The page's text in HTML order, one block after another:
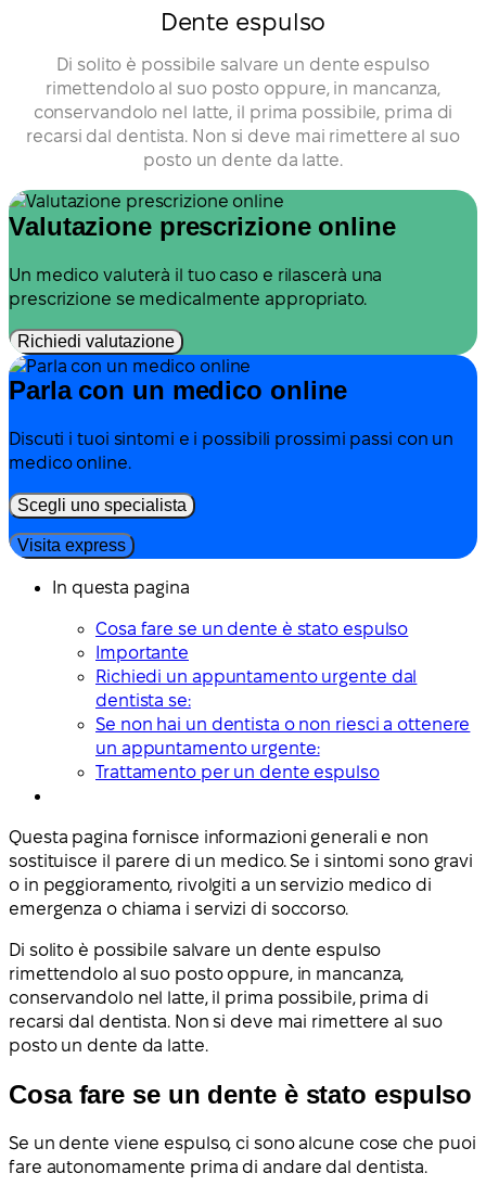
Dente espulso
Di solito è possibile salvare un dente espulso
rimettendolo al suo posto oppure, in mancanza,
conservandolo nel latte, il prima possibile, prima di
recarsi dal dentista. Non si deve mai rimettere al suo
posto un dente da latte.
Valutazione prescrizione online
Un medico valuterà il tuo caso e rilascerà una
prescrizione se medicalmente appropriato.
Richiedi valutazione
Parla con un medico online
Discuti i tuoi sintomi e i possibili prossimi passi con un
medico online.
Scegli uno specialista
Visita express
In questa pagina
Cosa fare se un dente è stato espulso
Importante
Richiedi un appuntamento urgente dal
dentista se:
Se non hai un dentista o non riesci a ottenere
un appuntamento urgente:
Trattamento per un dente espulso
Questa pagina fornisce informazioni generali e non
sostituisce il parere di un medico. Se i sintomi sono gravi
o in peggioramento, rivolgiti a un servizio medico di
emergenza o chiama i servizi di soccorso.
Di solito è possibile salvare un dente espulso
rimettendolo al suo posto oppure, in mancanza,
conservandolo nel latte, il prima possibile, prima di
recarsi dal dentista. Non si deve mai rimettere al suo
posto un dente da latte.
Cosa fare se un dente è stato espulso
Se un dente viene espulso, ci sono alcune cose che puoi
fare autonomamente prima di andare dal dentista.